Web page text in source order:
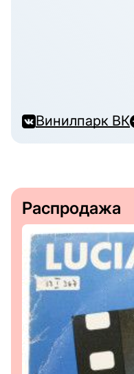
Винилпарк ВК
Распродажа